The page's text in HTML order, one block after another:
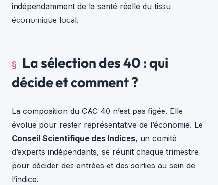
indépendamment de la santé réelle du tissu
économique local.
La sélection des 40 : qui
décide et comment ?
La composition du CAC 40 n’est pas figée. Elle
évolue pour rester représentative de l’économie. Le
Conseil Scientifique des Indices, un comité
d’experts indépendants, se réunit chaque trimestre
pour décider des entrées et des sorties au sein de
l’indice.